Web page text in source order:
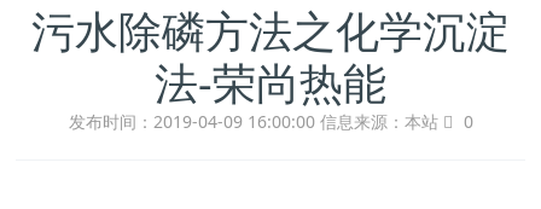
污水除磷方法之化学沉淀
法-荣尚热能
发布时间：2019-04-09 16:00:00 信息来源：本站 0